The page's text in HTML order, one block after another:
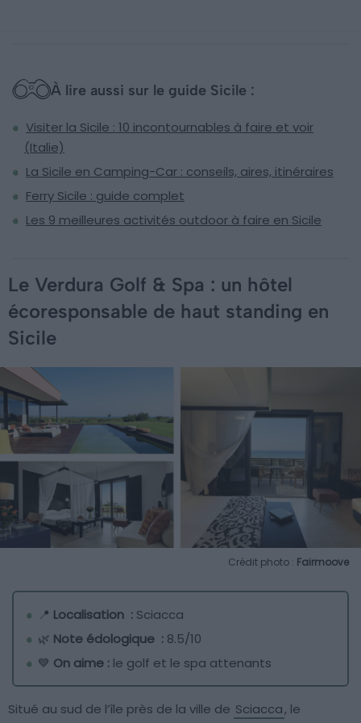
À lire aussi sur le guide Sicile :
Visiter la Sicile : 10 incontournables à faire et voir
(Italie)
La Sicile en Camping-Car : conseils, aires, itinéraires
Ferry Sicile : guide complet
Les 9 meilleures activités outdoor à faire en Sicile
Le Verdura Golf & Spa : un hôtel
écoresponsable de haut standing en
Sicile
Crédit photo : Fairmoove
📍 Localisation : Sciacca
🌿 Note édologique : 8.5/10
💙 On aime : le golf et le spa attenants
Situé au sud de l’île près de la ville de Sciacca, le